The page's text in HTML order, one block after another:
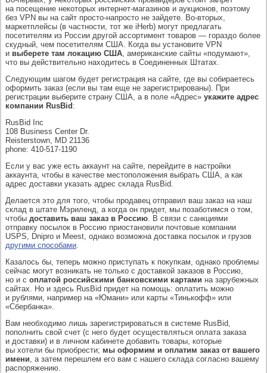
на посещение некоторых интернет-магазинов и аукционов, поэтому
без VPN вы на сайт просто-напросто не зайдете. Во-вторых,
маркетплейсы (в частности, тот же iHerb) могут предлагать
посетителям из России другой ассортимент товаров — гораздо более
скудный, чем посетителям США. Когда вы установите VPN
и выберете там локацию США, американские сайты «подумают»,
что вы действительно находитесь в Соединенных Штатах.
Следующим шагом будет регистрация на сайте, где вы собираетесь
оформить заказ (если вы там еще не зарегистрированы). При
регистрации выберите страну США, а в поле «Адрес» укажите адрес
компании RusBid :
RusBid Inc
108 Business Center Dr.
Reisterstown, MD 21136
phone: 410-517-1190
Если у вас уже есть аккаунт на сайте, перейдите в настройки
аккаунта, чтобы в качестве местоположения выбрать США, а как
адрес доставки указать адрес склада RusBid.
Делается это для того, чтобы продавец отправил ваш заказ на наш
склад в штате Мэриленд, а когда он придет, мы позаботимся о том,
чтобы доставить ваш заказ в Россию. В связи с санкциями
отправку посылок в Россию приостановили почтовые компании
USPS, Dnipro и Meest, однако возможна доставка посылок и грузов
другими способами.
Казалось бы, теперь можно приступать к покупкам, однако проблемы
сейчас могут возникать не только с доставкой заказов в Россию,
но и с оплатой российскими банковскими картами на зарубежных
сайтах. Но и здесь RusBid придет на помощь: оплатить можно
и рублями, например на «Юмани» или карты «Тинькофф» или
«Сбербанка».
Вам необходимо лишь зарегистрироваться в системе RusBid,
пополнить свой счет (с него будет осуществляться оплата заказа
и доставки) и в личном кабинете добавить товары, которые
вы хотели бы приобрести; мы оформим и оплатим заказ от вашего
имени, а затем перешлем его вам с нашего склада согласно вашему
распоряжению.